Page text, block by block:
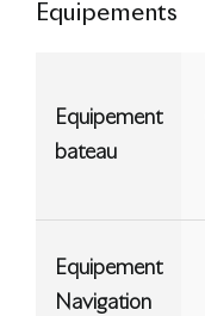
Equipements
Equipement
bateau
Equipement
Navigation